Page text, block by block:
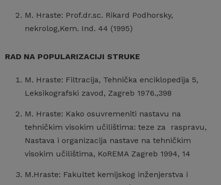
M. Hraste: Prof.dr.sc. Rikard Podhorsky,
nekrolog,Kem. Ind. 44 (1995)
RAD NA POPULARIZACIJI STRUKE
M. Hraste: Filtracija, Tehnička enciklopedija 5,
Leksikografski zavod, Zagreb 1976.,398
M. Hraste: Kako osuvremeniti nastavu na
tehničkim visokim učilištima: teze za raspravu,
Nastava i organizacija nastave na tehničkim
visokim učilištima, KoREMA Zagreb 1994, 14
M.Hraste: Fakultet kemijskog inženjerstva i